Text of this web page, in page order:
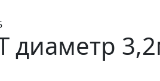
диаметр